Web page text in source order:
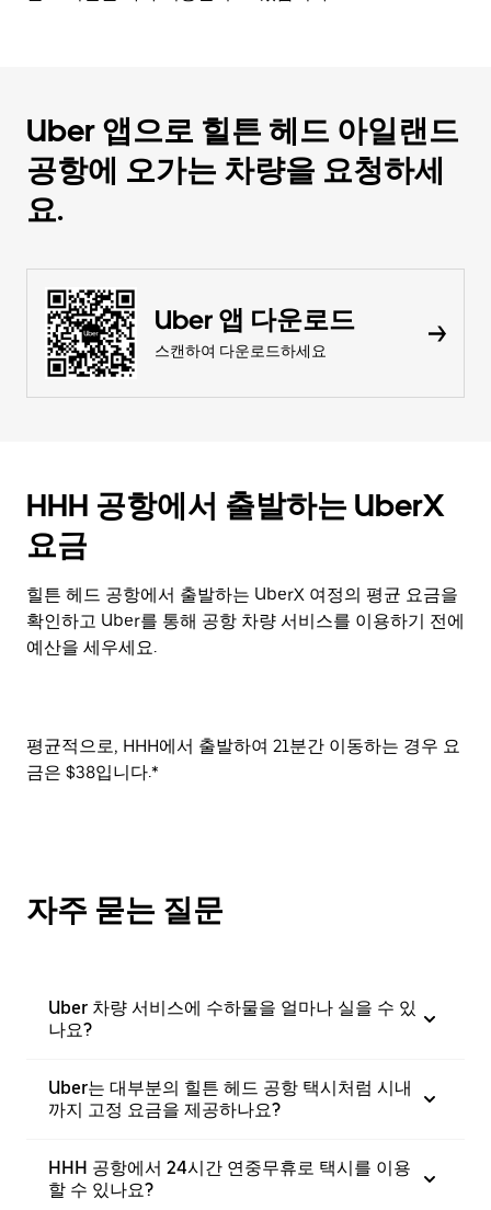
Uber 앱으로 힐튼 헤드 아일랜드
공항에 오가는 차량을 요청하세
요.
Uber 앱 다운로드
스캔하여 다운로드하세요
HHH 공항에서 출발하는 UberX
요금
힐튼 헤드 공항에서 출발하는 UberX 여정의 평균 요금을
확인하고 Uber를 통해 공항 차량 서비스를 이용하기 전에
예산을 세우세요.
평균적으로, HHH에서 출발하여 21분간 이동하는 경우 요
금은 $38입니다.*
자주 묻는 질문
Uber 차량 서비스에 수하물을 얼마나 실을 수 있
나요?
Uber는 대부분의 힐튼 헤드 공항 택시처럼 시내
까지 고정 요금을 제공하나요?
HHH 공항에서 24시간 연중무휴로 택시를 이용
할 수 있나요?